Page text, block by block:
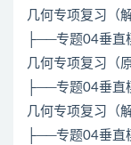
几何专项复习（
├──专题04垂直
几何专项复习（
├──专题04垂直
几何专项复习（
├──专题04垂直